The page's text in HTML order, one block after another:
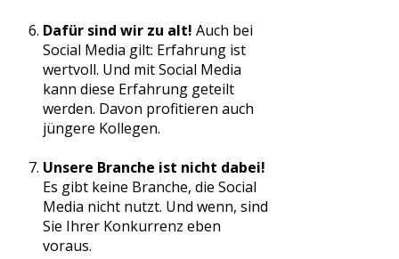
Dafür sind wir zu alt! Auch bei
Social Media gilt: Erfahrung ist
wertvoll. Und mit Social Media
kann diese Erfahrung geteilt
werden. Davon profitieren auch
jüngere Kollegen.
Unsere Branche ist nicht dabei!
Es gibt keine Branche, die Social
Media nicht nutzt. Und wenn, sind
Sie Ihrer Konkurrenz eben
voraus.